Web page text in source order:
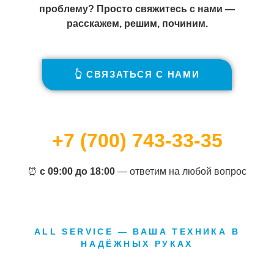
проблему? Просто свяжитесь с нами —
расскажем, решим, починим.
👆 СВЯЗАТЬСЯ С НАМИ
+7 (700) 743-33-35
⏰ с 09:00 до 18:00 — ответим на любой вопрос
ALL SERVICE — ВАША ТЕХНИКА В
НАДЁЖНЫХ РУКАХ